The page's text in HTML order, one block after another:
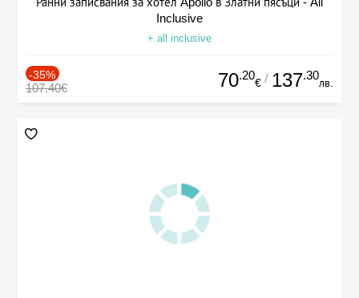
Inclusive
+ all inclusive
-35%
107.40€ 70.20
€ / 137.30
лв.